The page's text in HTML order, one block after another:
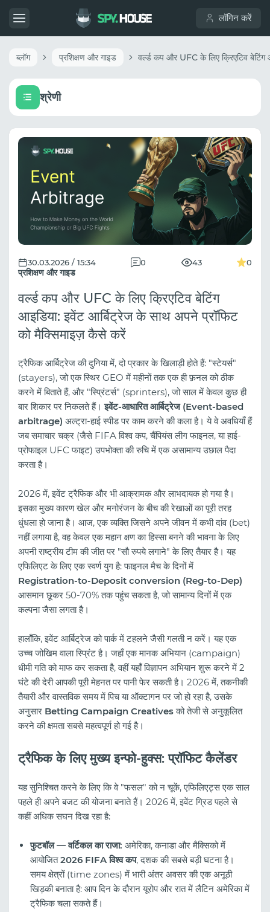
लॉगिन करें
ब्लॉग प्रशिक्षण और गाइड
श्रेणी
प्रशिक्षण और गाइड
30.03.2026 / 15:34 0 43 0
वर्ल्ड कप और UFC के लिए क्रिएटिव बेटिंग
आइडिया: इवेंट आर्बिट्रेज के साथ अपने प्रॉफिट
को मैक्सिमाइज़ कैसे करें
ट्रैफिक आर्बिट्रेज की दुनिया में, दो प्रकार के खिलाड़ी होते हैं: "स्टेयर्स"
(stayers), जो एक स्थिर GEO में महीनों तक एक ही फ़नल को ठीक
करने में बिताते हैं, और "स्प्रिंटर्स" (sprinters), जो साल में केवल कुछ ही
बार शिकार पर निकलते हैं।इवेंट-आधारित आर्बिट्रेज (Event-based
arbitrage) अल्ट्रा-हाई स्पीड पर काम करने की कला है। ये वे अवधियाँ हैं
जब समाचार चक्र (जैसे FIFA विश्व कप, चैंपियंस लीग फाइनल, या हाई-
प्रोफाइल UFC फाइट) उपभोक्ता की रुचि में एक असामान्य उछाल पैदा
करता है।
2026 में, इवेंट ट्रैफिक और भी आक्रामक और लाभदायक हो गया है।
इसका मुख्य कारण खेल और मनोरंजन के बीच की रेखाओं का पूरी तरह
धुंधला हो जाना है। आज, एक व्यक्ति जिसने अपने जीवन में कभी दांव (bet)
नहीं लगाया है, वह केवल एक महान क्षण का हिस्सा बनने की भावना के लिए
अपनी राष्ट्रीय टीम की जीत पर "सौ रुपये लगाने" के लिए तैयार है। यह
एफिलिएट के लिए एक स्वर्ण युग है: फाइनल मैच के दिनों में
Registration-to-Deposit conversion (Reg-to-Dep)
आसमान छूकर 50-70% तक पहुंच सकता है, जो सामान्य दिनों में एक
कल्पना जैसा लगता है।
हालाँकि, इवेंट आर्बिट्रेज को पार्क में टहलने जैसी गलती न करें। यह एक
उच्च जोखिम वाला स्प्रिंट है। जहाँ एक मानक अभियान (campaign)
धीमी गति को माफ कर सकता है, वहीं यहाँ विज्ञापन अभियान शुरू करने में 2
घंटे की देरी आपकी पूरी मेहनत पर पानी फेर सकती है। 2026 में, तकनीकी
तैयारी और वास्तविक समय में पिच या ऑक्टागन पर जो हो रहा है, उसके
अनुसार Betting Campaign Creativesको तेजी से अनुकूलित
करने की क्षमता सबसे महत्वपूर्ण हो गई है।
ट्रैफिक के लिए मुख्य इन्फो-हुक्स: प्रॉफिट कैलेंडर
यह सुनिश्चित करने के लिए कि वे "फसल" को न चूकें, एफिलिएट्स एक साल
पहले ही अपने बजट की योजना बनाते हैं। 2026 में, इवेंट ग्रिड पहले से
कहीं अधिक सघन दिख रहा है:
फुटबॉल — वर्टिकल का राजा: अमेरिका, कनाडा और मैक्सिको में
आयोजित2026 FIFA विश्व कप, दशक की सबसे बड़ी घटना है।
समय क्षेत्रों (time zones) में भारी अंतर अवसर की एक अनूठी
खिड़की बनाता है: आप दिन के दौरान यूरोप और रात में लैटिन अमेरिका में
ट्रैफिक चला सकते हैं।